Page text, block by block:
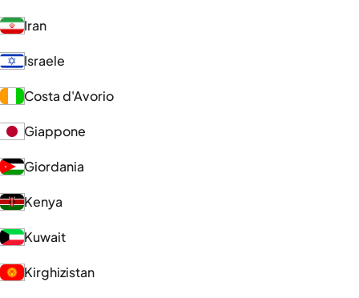
Iran
Israele
Costa d'Avorio
Giappone
Giordania
Kenya
Kuwait
Kirghizistan